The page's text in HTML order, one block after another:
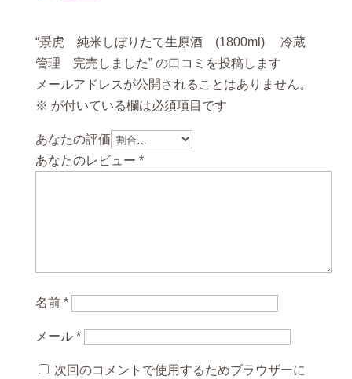
“景虎 純米しぼりたて生原酒 (1800ml) 冷蔵
管理 完売しました” の口コミを投稿します
メールアドレスが公開されることはありません。
※ が付いている欄は必須項目です
あなたの評価
あなたのレビュー *
名前 *
メール *
次回のコメントで使用するためブラウザーに